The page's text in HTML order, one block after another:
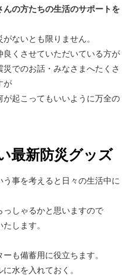
の方たちの生活のサポートを
ないとも限りません。
くさせていただいている方が
でのお話・みなさまへたくさ
が
起こってもいいように万全の
最新防災グッズ
事を考えると日々の生活中に
しゃるかと思いますので
します。
も備蓄用に役立ちます。
水を入れておく。